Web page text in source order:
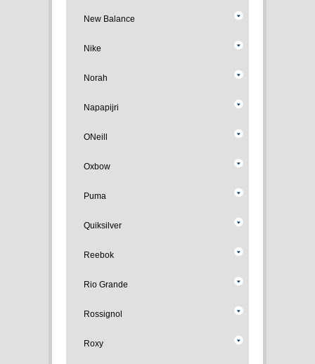
New Balance
Nike
Norah
Napapijri
ONeill
Oxbow
Puma
Quiksilver
Reebok
Rio Grande
Rossignol
Roxy